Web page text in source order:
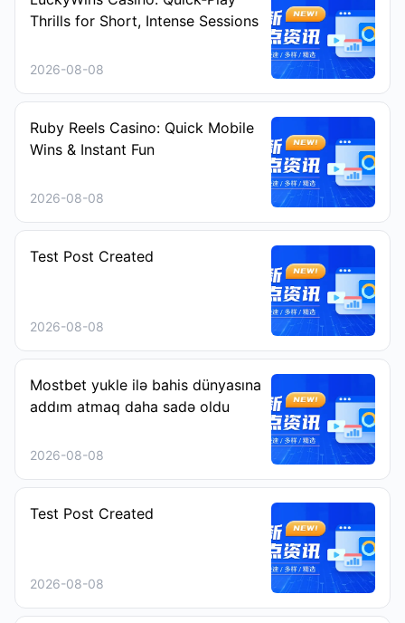
Thrills for Short, Intense Sessions
2026-08-08
Ruby Reels Casino: Quick Mobile
Wins & Instant Fun
2026-08-08
Test Post Created
2026-08-08
Mostbet yukle ilə bahis dünyasına
addım atmaq daha sadə oldu
2026-08-08
Test Post Created
2026-08-08